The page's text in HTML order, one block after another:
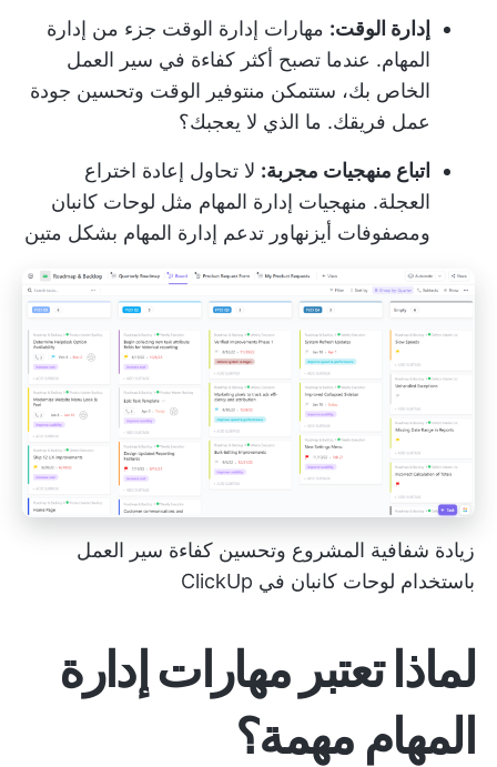
إدارة الوقت: مهارات إدارة الوقت جزء من إدارة
المهام. عندما تصبح أكثر كفاءة في سير العمل
الخاص بك، ستتمكن منتوفير الوقت وتحسين جودة
عمل فريقك. ما الذي لا يعجبك؟
اتباع منهجيات مجربة: لا تحاول إعادة اختراع
العجلة. منهجيات إدارة المهام مثل لوحات كانبان
ومصفوفات أيزنهاور تدعم إدارة المهام بشكل متين
زيادة شفافية المشروع وتحسين كفاءة سير العمل
باستخدام لوحات كانبان في ClickUp
لماذا تعتبر مهارات إدارة
المهام مهمة؟